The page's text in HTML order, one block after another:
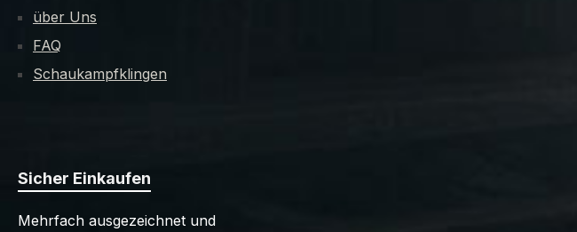
über Uns
FAQ
Schaukampfklingen
Sicher Einkaufen
Mehrfach ausgezeichnet und